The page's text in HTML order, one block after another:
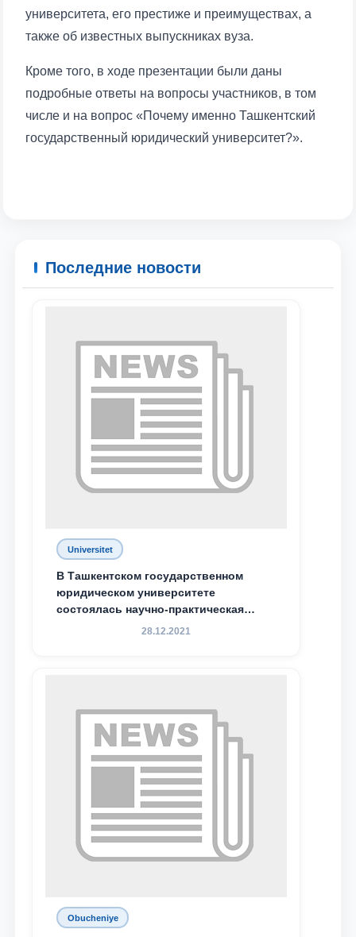
Ваш номер телефона
университета, его престиже и преимуществах, а
также об известных выпускниках вуза.
Кроме того, в ходе презентации были даны
подробные ответы на вопросы участников, в том
числе и на вопрос «Почему именно Ташкентский
государственный юридический университет?».
Последние новости
Universitet
В Ташкентском государственном
юридическом университете
состоялась научно-практическая
конференция магистрантов
28.12.2021
Obucheniye